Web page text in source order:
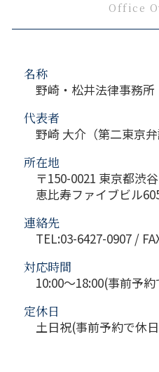
Office
名称
野崎・松井法律事務所
代表者
野崎 大介（第二東京弁
所在地
〒150-0021 東京都渋
恵比寿ファイブビル
連絡先
TEL:03-6427-0907 /
対応時間
10:00～18:00(事前予
定休日
土日祝(事前予約で休